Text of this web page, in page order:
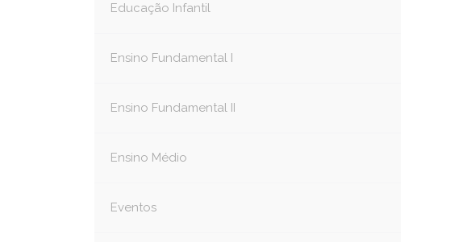
Educação Infantil
Ensino Fundamental I
Ensino Fundamental II
Ensino Médio
Eventos